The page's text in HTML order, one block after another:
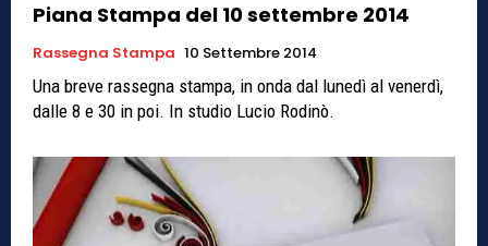
Piana Stampa del 10 settembre 2014
Rassegna Stampa 10 Settembre 2014
Una breve rassegna stampa, in onda dal lunedì al venerdì,
dalle 8 e 30 in poi. In studio Lucio Rodinò.